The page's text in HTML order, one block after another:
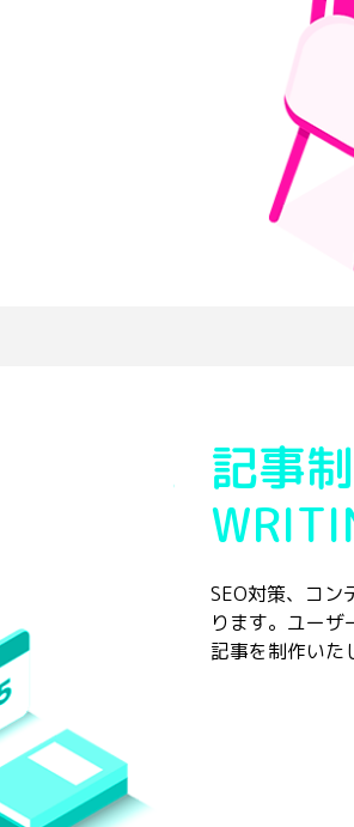
記事
SEO対策、コン
ります。ユー
記事を制作いた